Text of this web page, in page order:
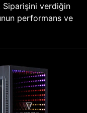
verdiğin
performans ve